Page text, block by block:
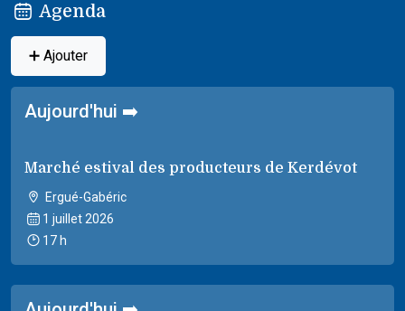
Agenda
➕ Ajouter
Aujourd'hui ➡️
Marché estival des producteurs de Kerdévot
Ergué-Gabéric
1 juillet 2026
17 h